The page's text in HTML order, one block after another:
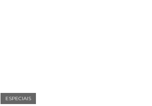
ESPECIAIS